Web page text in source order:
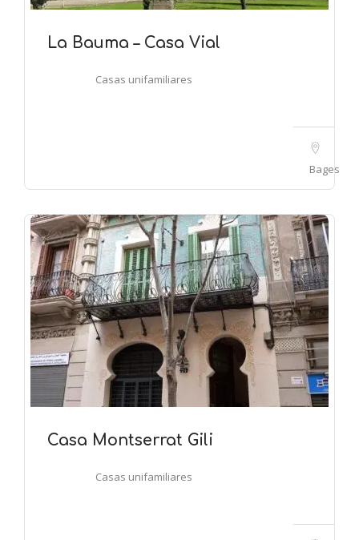
La Bauma – Casa Vial
Casas unifamiliares
Bages
Casa Montserrat Gili
Casas unifamiliares